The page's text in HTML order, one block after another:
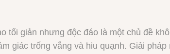
tối giản nhưng độc đáo là một chủ đề
giác trống vắng và hiu quạnh. Giải